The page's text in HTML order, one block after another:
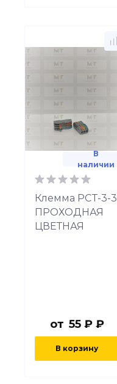
В
наличии
Клемма PCT-3-3
ПРОХОДНАЯ
ЦВЕТНАЯ
от 55 ₽ ₽
В корзину